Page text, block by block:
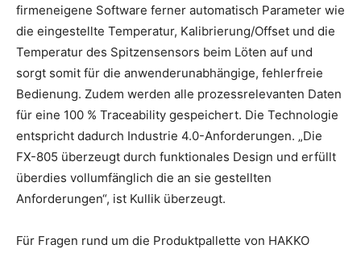
firmeneigene Software ferner automatisch Parameter wie
die eingestellte Temperatur, Kalibrierung/Offset und die
Temperatur des Spitzensensors beim Löten auf und
sorgt somit für die anwenderunabhängige, fehlerfreie
Bedienung. Zudem werden alle prozessrelevanten Daten
für eine 100 % Traceability gespeichert. Die Technologie
entspricht dadurch Industrie 4.0-Anforderungen. „Die
FX-805 überzeugt durch funktionales Design und erfüllt
überdies vollumfänglich die an sie gestellten
Anforderungen“, ist Kullik überzeugt.
Für Fragen rund um die Produktpallette von HAKKO